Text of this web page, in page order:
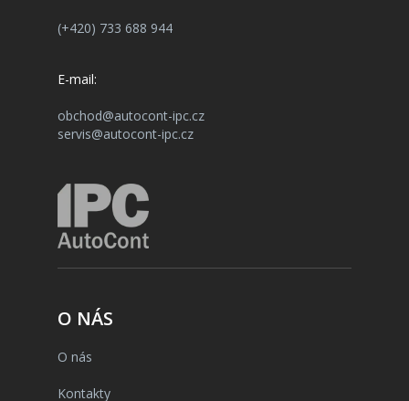
(+420) 733 688 944
E-mail:
obchod@autocont-ipc.cz
servis@autocont-ipc.cz
O NÁS
O nás
Kontakty